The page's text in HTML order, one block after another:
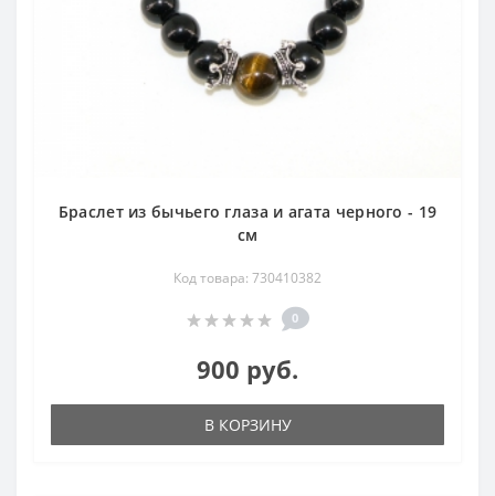
Браслет из бычьего глаза и агата черного - 19
см
Код товара: 730410382
0
900 руб.
В КОРЗИНУ